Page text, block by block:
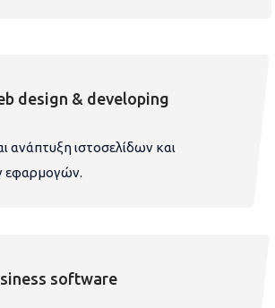
design & developing
ανάπτυξη ιστοσελίδων και
εφαρμογών.
software